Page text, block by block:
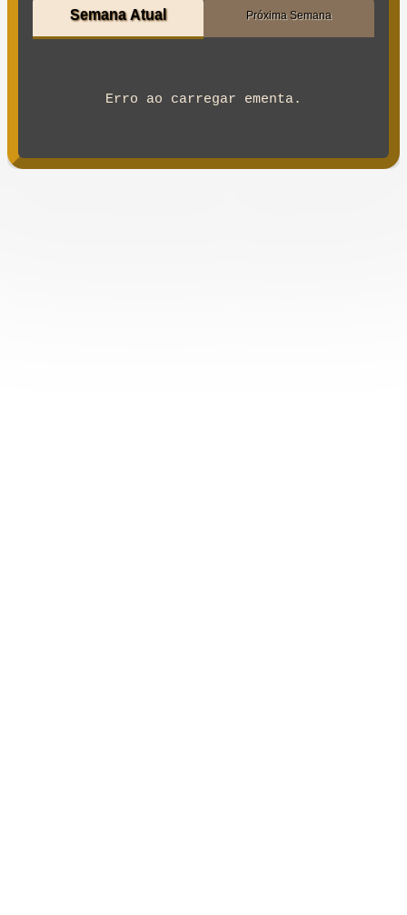
Semana Atual Próxima Semana
Erro ao carregar ementa.